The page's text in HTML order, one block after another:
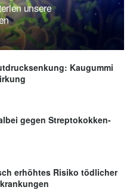
unsere
Kaugummi
gegen Streptokokken-
erhöhtes Risiko tödlicher